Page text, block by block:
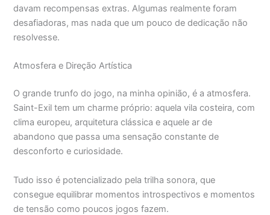
davam recompensas extras. Algumas realmente foram
desafiadoras, mas nada que um pouco de dedicação não
resolvesse.
Atmosfera e Direção Artística
O grande trunfo do jogo, na minha opinião, é a atmosfera.
Saint-Exil tem um charme próprio: aquela vila costeira, com
clima europeu, arquitetura clássica e aquele ar de
abandono que passa uma sensação constante de
desconforto e curiosidade.
Tudo isso é potencializado pela trilha sonora, que
consegue equilibrar momentos introspectivos e momentos
de tensão como poucos jogos fazem.